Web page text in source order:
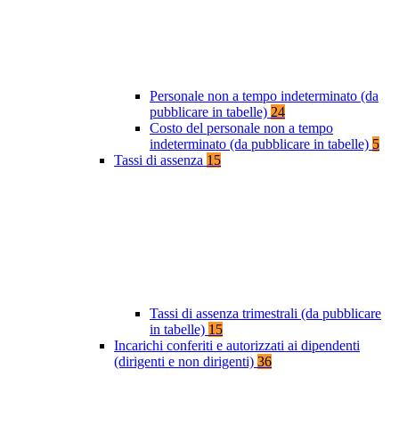
Personale non a tempo indeterminato (da
pubblicare in tabelle) 24
Costo del personale non a tempo
indeterminato (da pubblicare in tabelle) 5
Tassi di assenza 15
Tassi di assenza trimestrali (da pubblicare
in tabelle) 15
Incarichi conferiti e autorizzati ai dipendenti
(dirigenti e non dirigenti) 36